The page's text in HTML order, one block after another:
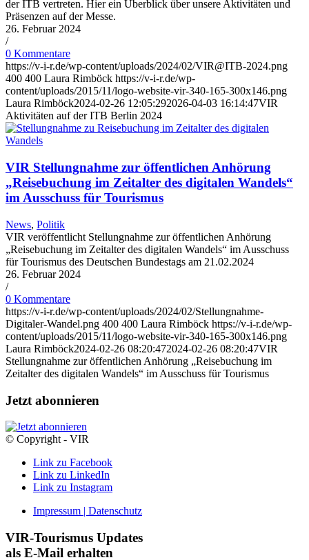
der ITB vertreten. Hier ein Überblick über unsere Aktivitäten und
Präsenzen auf der Messe.
26. Februar 2024
/
0 Kommentare
https://v-i-r.de/wp-content/uploads/2024/02/VIR@ITB-2024.png
400 400 Laura Rimböck https://v-i-r.de/wp-
content/uploads/2015/11/logo-website-vir-340-165-300x146.png
Laura Rimböck2024-02-26 12:05:292026-04-03 16:14:47VIR
Aktivitäten auf der ITB Berlin 2024
VIR Stellungnahme zur öffentlichen Anhörung
„Reisebuchung im Zeitalter des digitalen Wandels“
im Ausschuss für Tourismus
News, Politik
VIR veröffentlicht Stellungnahme zur öffentlichen Anhörung
„Reisebuchung im Zeitalter des digitalen Wandels“ im Ausschuss
für Tourismus des Deutschen Bundestags am 21.02.2024
26. Februar 2024
/
0 Kommentare
https://v-i-r.de/wp-content/uploads/2024/02/Stellungnahme-
Digitaler-Wandel.png 400 400 Laura Rimböck https://v-i-r.de/wp-
content/uploads/2015/11/logo-website-vir-340-165-300x146.png
Laura Rimböck2024-02-26 08:20:472024-02-26 08:20:47VIR
Stellungnahme zur öffentlichen Anhörung „Reisebuchung im
Zeitalter des digitalen Wandels“ im Ausschuss für Tourismus
Jetzt abonnieren
© Copyright - VIR
Link zu Facebook
Link zu LinkedIn
Link zu Instagram
Impressum | Datenschutz
VIR-Tourismus Updates
als E-Mail erhalten